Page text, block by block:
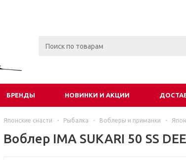
БРЕНДЫ НОВИНКИ И АКЦИИ
Японские снасти - Рыбалка - Воблеры и приманки -
Воблер IMA SUKARI 50 SS